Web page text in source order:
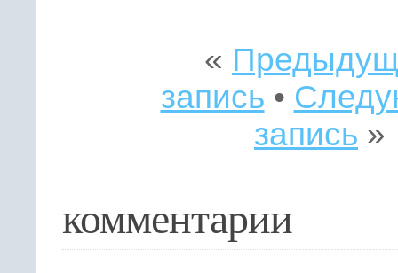
«
запись •
запись »
комментарии